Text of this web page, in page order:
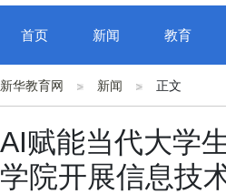
首页 新闻 教育
新华教育网 新闻 正文
AI赋能当代大学
学院开展信息技